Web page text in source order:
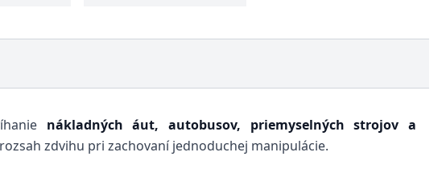
nákladných áut, autobusov, priemyselných strojov a
zdvihu pri zachovaní jednoduchej manipulácie.